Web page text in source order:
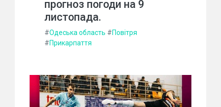
прогноз погоди на 9
листопада.
#Одеська область #Повітря
#Прикарпаття